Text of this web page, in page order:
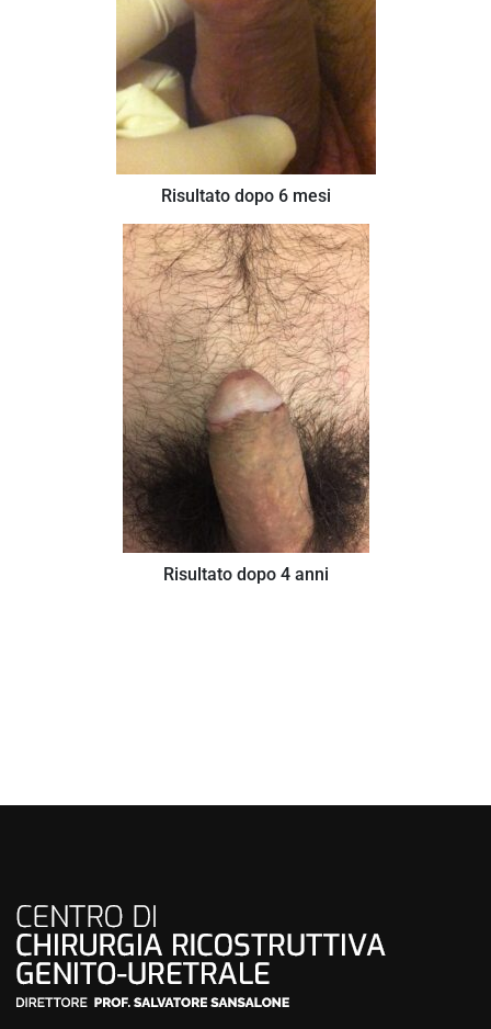
Risultato dopo 6 mesi
Risultato dopo 4 anni